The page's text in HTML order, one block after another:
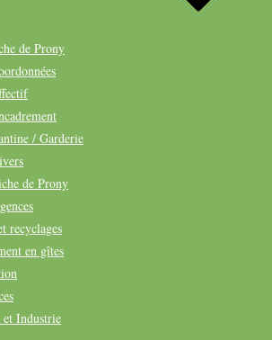
de Prony
/ Garderie
de Prony
recyclages
en gîtes
Industrie